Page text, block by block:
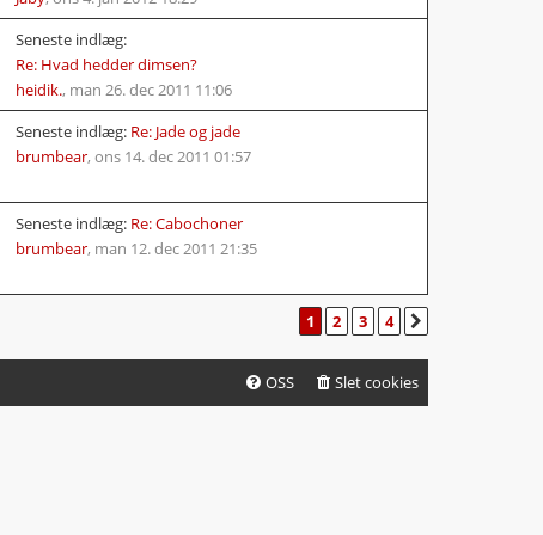
Seneste indlæg:
Re: Hvad hedder dimsen?
heidik., man 26. dec 2011 11:06
Seneste indlæg: Re: Jade og jade
brumbear, ons 14. dec 2011 01:57
Seneste indlæg: Re: Cabochoner
brumbear, man 12. dec 2011 21:35
1 2 3 4
Slet cookies
OSS